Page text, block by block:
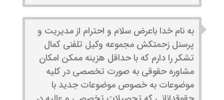
به نام خدا باعرض سلام و احترام از مدیریت و
پرسنل زحمتکش مجموعه وکیل تلفنی کمال
تشکر را دارم که با حداقل هزینه ممکن امکان
مشاوره حقوقی به صورت تخصصی در کلیه
موضوعات به خصوص موضوعات جدید با